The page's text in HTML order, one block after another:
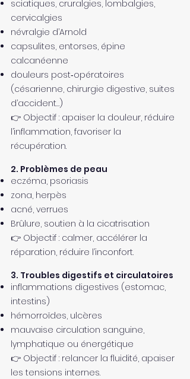
sciatiques, cruralgies, lombalgies,
cervicalgies
névralgie d’Arnold
capsulites, entorses, épine
calcanéenne
douleurs post‑opératoires
(césarienne, chirurgie digestive, suites
d’accident…)
👉 Objectif : apaiser la douleur, réduire
l’inflammation, favoriser la
récupération.
2. Problèmes de peau
eczéma, psoriasis
zona, herpès
acné, verrues
Brûlure, soutien à la cicatrisation
👉 Objectif : calmer, accélérer la
réparation, réduire l’inconfort.
3. Troubles digestifs et circulatoires
inflammations digestives (estomac,
intestins)
hémorroïdes, ulcères
mauvaise circulation sanguine,
lymphatique ou énergétique
👉 Objectif : relancer la fluidité, apaiser
les tensions internes.